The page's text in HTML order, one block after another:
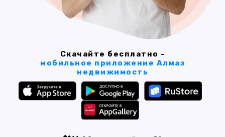
Скачайте бесплатно -
мобильное приложение Алмаз
недвижимость